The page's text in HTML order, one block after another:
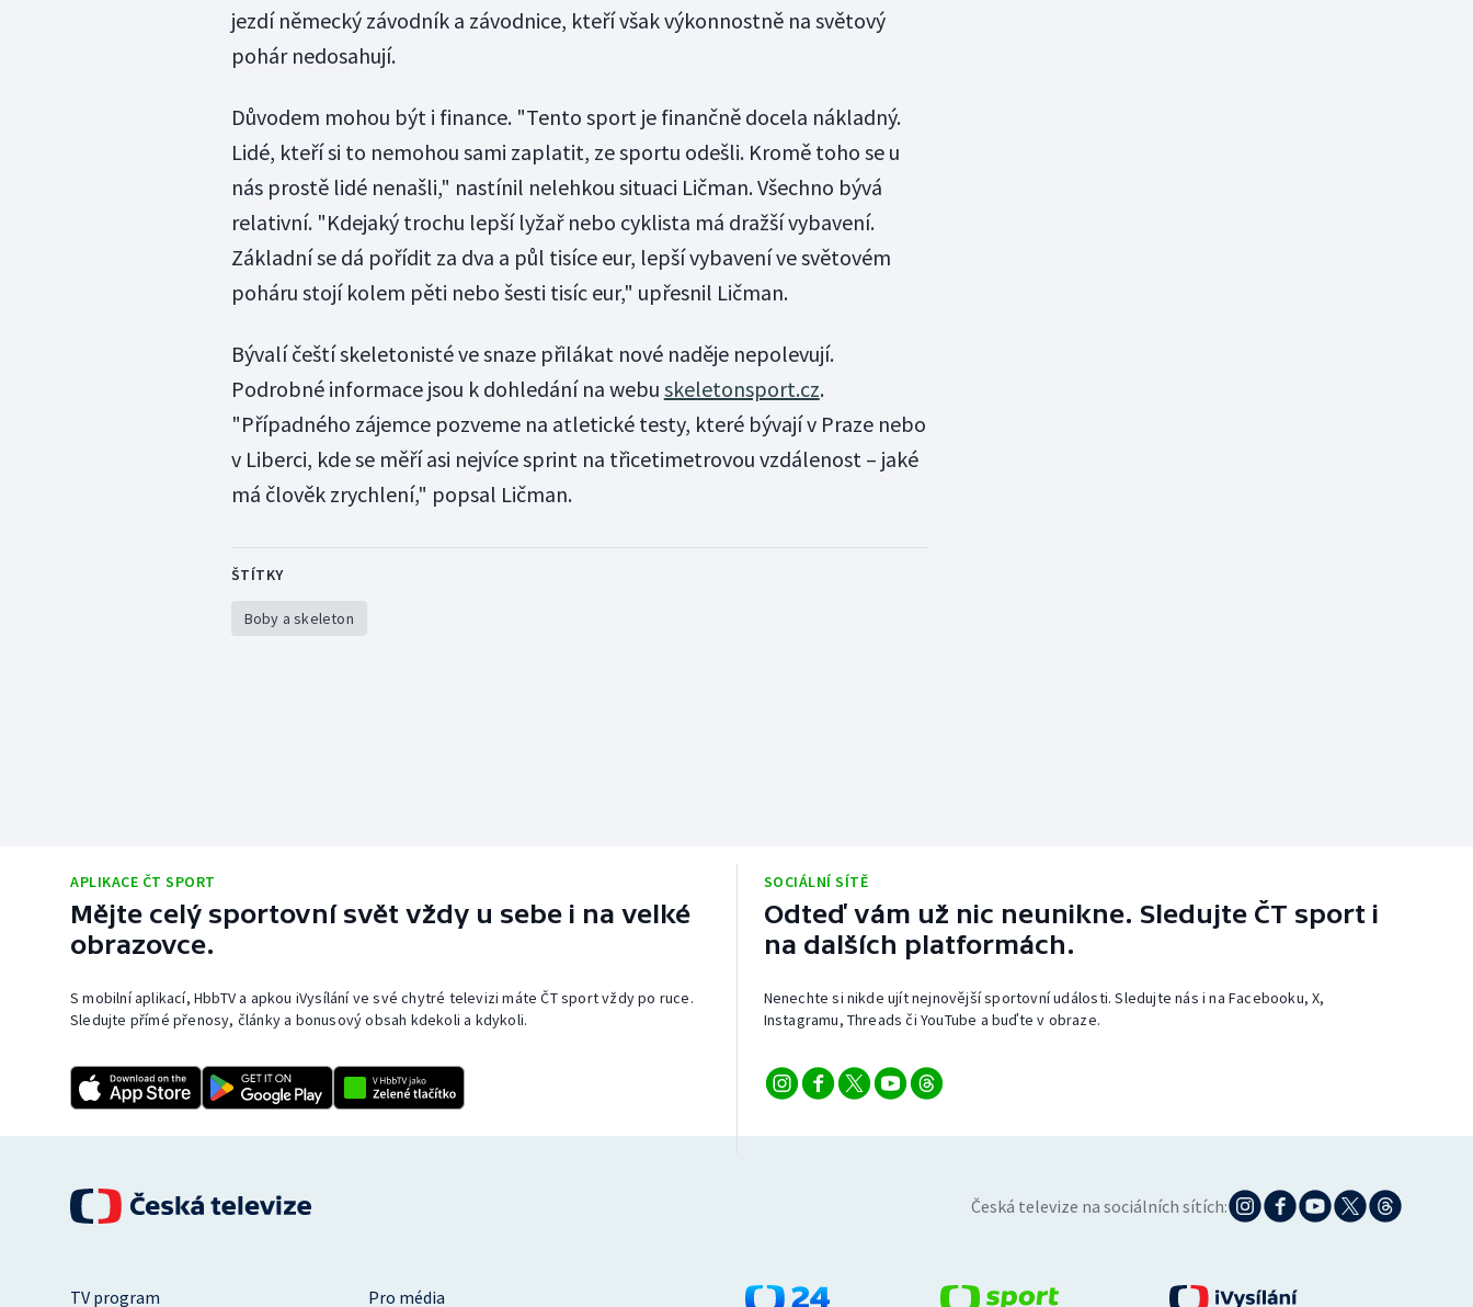
jezdí německý závodník a závodnice, kteří však výkonnostně na světový
pohár nedosahují.
Důvodem mohou být i finance. "Tento sport je finančně docela nákladný.
Lidé, kteří si to nemohou sami zaplatit, ze sportu odešli. Kromě toho se u
nás prostě lidé nenašli," nastínil nelehkou situaci Ličman. Všechno bývá
relativní. "Kdejaký trochu lepší lyžař nebo cyklista má dražší vybavení.
Základní se dá pořídit za dva a půl tisíce eur, lepší vybavení ve světovém
poháru stojí kolem pěti nebo šesti tisíc eur," upřesnil Ličman.
Bývalí čeští skeletonisté ve snaze přilákat nové naděje nepolevují.
Podrobné informace jsou k dohledání na webu skeletonsport.cz.
"Případného zájemce pozveme na atletické testy, které bývají v Praze nebo
v Liberci, kde se měří asi nejvíce sprint na třicetimetrovou vzdálenost – jaké
má člověk zrychlení," popsal Ličman.
ŠTÍTKY
Boby a skeleton
APLIKACE ČT SPORT
Mějte celý sportovní svět vždy u sebe i na velké
obrazovce.
S mobilní aplikací, HbbTV a apkou iVysílání ve své chytré televizi máte ČT sport vždy po ruce.
Sledujte přímé přenosy, články a bonusový obsah kdekoli a kdykoli.
SOCIÁLNÍ SÍTĚ
Odteď vám už nic neunikne. Sledujte ČT sport i
na dalších platformách.
Nenechte si nikde ujít nejnovější sportovní události. Sledujte nás i na Facebooku, X,
Instagramu, Threads či YouTube a buďte v obraze.
Česká televize na sociálních sítích:
TV program Pro média